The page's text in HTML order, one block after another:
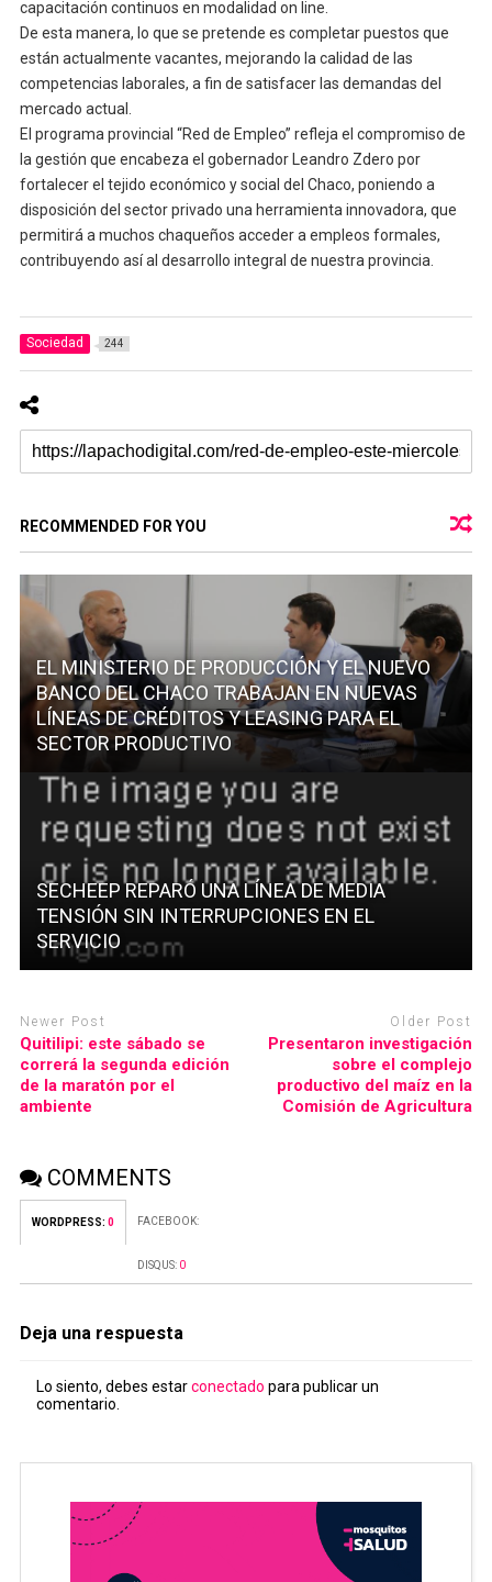
capacitación continuos en modalidad on line.
De esta manera, lo que se pretende es completar puestos que
están actualmente vacantes, mejorando la calidad de las
competencias laborales, a fin de satisfacer las demandas del
mercado actual.
El programa provincial “Red de Empleo” refleja el compromiso de
la gestión que encabeza el gobernador Leandro Zdero por
fortalecer el tejido económico y social del Chaco, poniendo a
disposición del sector privado una herramienta innovadora, que
permitirá a muchos chaqueños acceder a empleos formales,
contribuyendo así al desarrollo integral de nuestra provincia.
Sociedad 244
RECOMMENDED FOR YOU
EL MINISTERIO DE PRODUCCIÓN Y EL NUEVO
BANCO DEL CHACO TRABAJAN EN NUEVAS
LÍNEAS DE CRÉDITOS Y LEASING PARA EL
SECTOR PRODUCTIVO
SECHEEP REPARÓ UNA LÍNEA DE MEDIA
TENSIÓN SIN INTERRUPCIONES EN EL
SERVICIO
Newer Post
Quitilipi: este sábado se
correrá la segunda edición
de la maratón por el
ambiente
Older Post
Presentaron investigación
sobre el complejo
productivo del maíz en la
Comisión de Agricultura
COMMENTS
WORDPRESS: 0 FACEBOOK:
DISQUS: 0
Deja una respuesta
Lo siento, debes estarconectado para publicar un
comentario.